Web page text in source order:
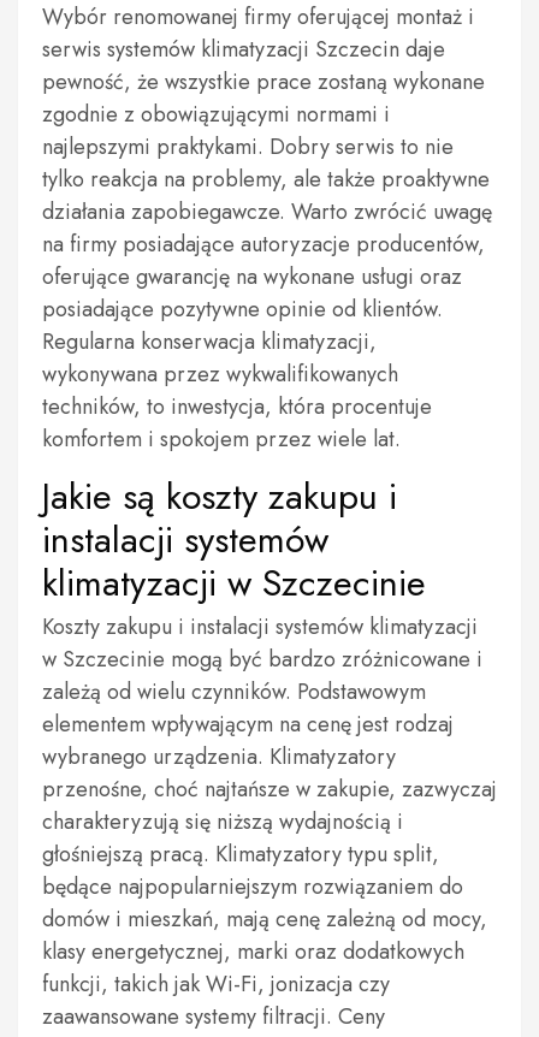
Wybór renomowanej firmy oferującej montaż i
serwis systemów klimatyzacji Szczecin daje
pewność, że wszystkie prace zostaną wykonane
zgodnie z obowiązującymi normami i
najlepszymi praktykami. Dobry serwis to nie
tylko reakcja na problemy, ale także proaktywne
działania zapobiegawcze. Warto zwrócić uwagę
na firmy posiadające autoryzacje producentów,
oferujące gwarancję na wykonane usługi oraz
posiadające pozytywne opinie od klientów.
Regularna konserwacja klimatyzacji,
wykonywana przez wykwalifikowanych
techników, to inwestycja, która procentuje
komfortem i spokojem przez wiele lat.
Jakie są koszty zakupu i
instalacji systemów
klimatyzacji w Szczecinie
Koszty zakupu i instalacji systemów klimatyzacji
w Szczecinie mogą być bardzo zróżnicowane i
zależą od wielu czynników. Podstawowym
elementem wpływającym na cenę jest rodzaj
wybranego urządzenia. Klimatyzatory
przenośne, choć najtańsze w zakupie, zazwyczaj
charakteryzują się niższą wydajnością i
głośniejszą pracą. Klimatyzatory typu split,
będące najpopularniejszym rozwiązaniem do
domów i mieszkań, mają cenę zależną od mocy,
klasy energetycznej, marki oraz dodatkowych
funkcji, takich jak Wi-Fi, jonizacja czy
zaawansowane systemy filtracji. Ceny